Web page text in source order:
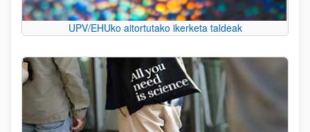
UPV/EHUko aitortutako ikerketa taldeak